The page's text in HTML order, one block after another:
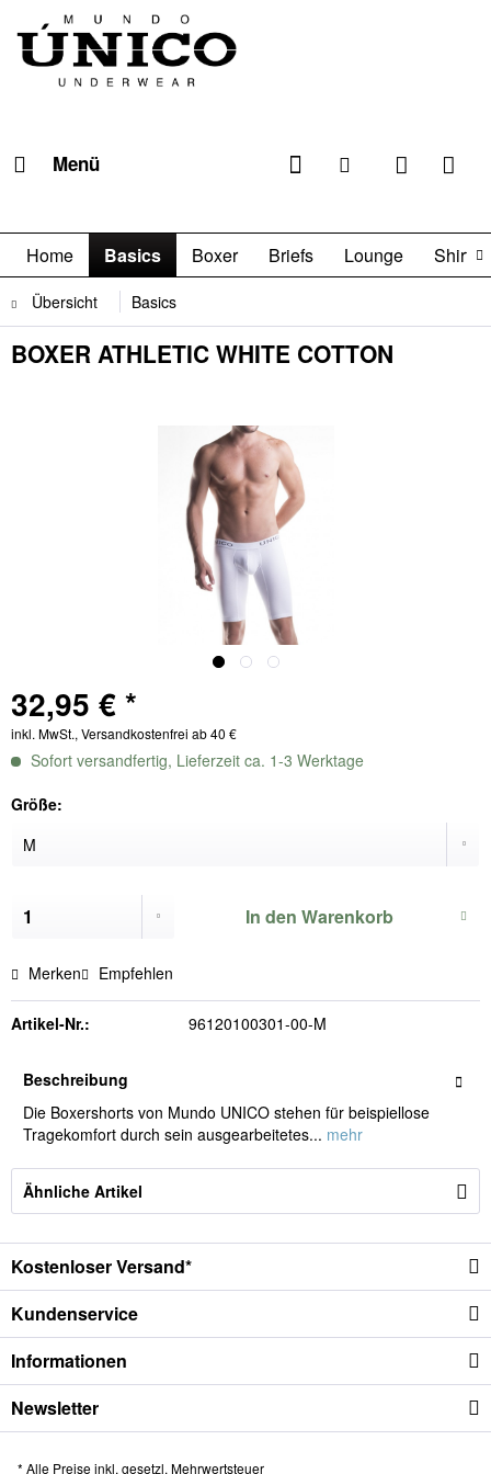
Menü
Home Basics Boxer Briefs Lounge Shirts
Übersicht Basics
BOXER ATHLETIC WHITE COTTON
32,95 € *
inkl. MwSt., Versandkostenfrei ab 40 €
Sofort versandfertig, Lieferzeit ca. 1-3 Werktage
Größe:
In den Warenkorb
Merken Empfehlen
Artikel-Nr.: 96120100301-00-M
Beschreibung
Die Boxershorts von Mundo UNICO stehen für beispiellose
Tragekomfort durch sein ausgearbeitetes... mehr
Ähnliche Artikel
Kostenloser Versand*
Kundenservice
Informationen
Newsletter
* Alle Preise inkl. gesetzl. Mehrwertsteuer